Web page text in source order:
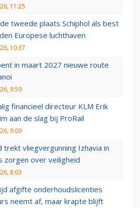
11:25
tweede plaats Schiphol als best
Europese luchthaven
10:37
in maart 2027 nieuwe route
9:59
financieel directeur KLM Erik
aan de slag bij ProRail
9:09
trekt vliegvergunning Izhavia in
zorgen over veiligheid
8:03
afgifte onderhoudslicenties
neemt af, maar krapte blijft